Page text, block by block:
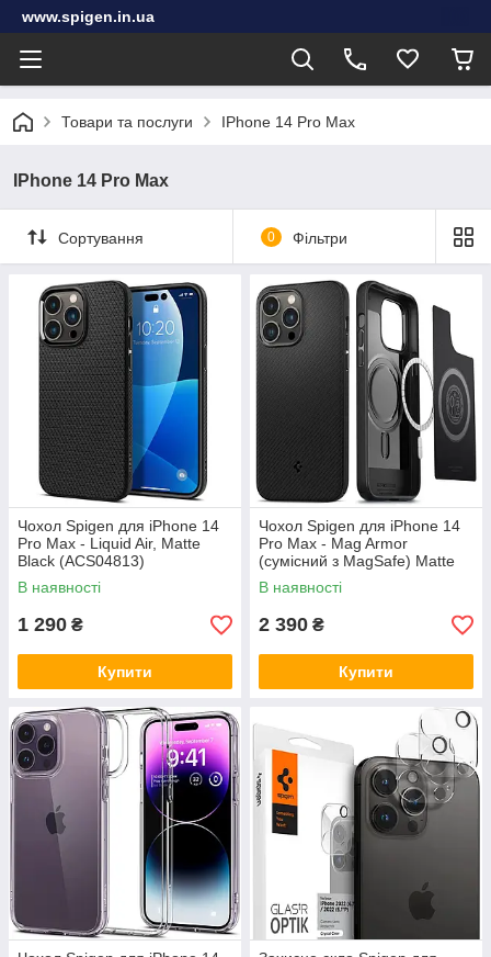
www.spigen.in.ua
Товари та послуги IPhone 14 Pro Max
IPhone 14 Pro Max
Сортування 0 Фільтри
Чохол Spigen для iPhone 14
Pro Max - Liquid Air, Matte
Black (ACS04813)
В наявності
1 290 ₴
Купити
Чохол Spigen для iPhone 14
Pro Max - Mag Armor
(сумісний з MagSafe) Matte
Black (ACS04844)
В наявності
2 390 ₴
Купити